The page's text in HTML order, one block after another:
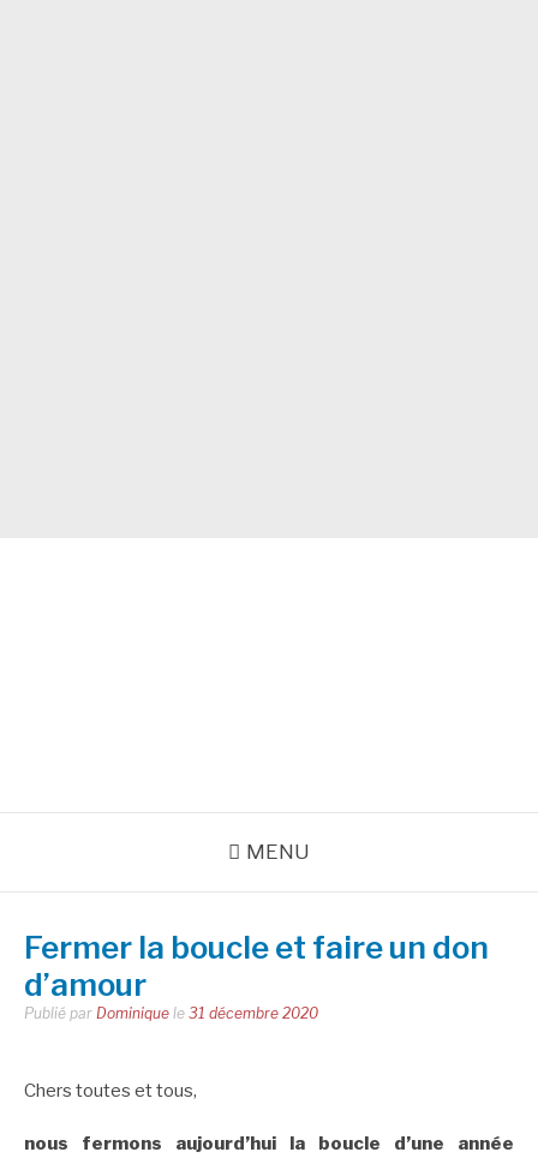
MENU
Fermer la boucle et faire un don
d’amour
Publié par Dominique le 31 décembre 2020
Chers toutes et tous,
nous fermons aujourd’hui la boucle d’une année